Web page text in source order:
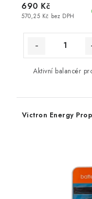
570,25 Kč bez DPH
690 Kč
Aktivní balancér
Victron Energy